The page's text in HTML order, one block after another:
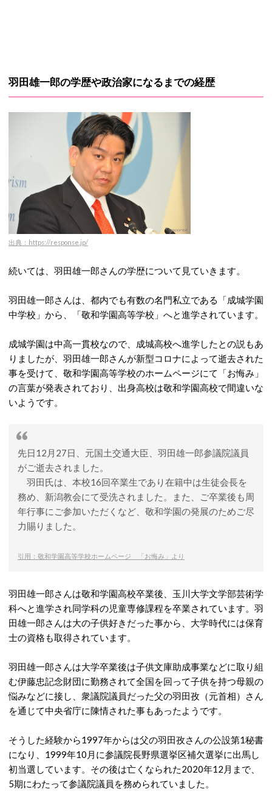
羽田雄一郎の学歴や政治家になるまでの経歴
出典：https://response.jp/
続いては、羽田雄一郎さんの学歴について見ていきます。
羽田雄一郎さんは、都内でも有数の名門私立である「成城学園
中学校」から、「敬和学園高等学校」へと進学されています。
成城学園は中高一貫校なので、成城高校へ進学したとの説もあ
りましたが、羽田雄一郎さんが新型コロナによって逝去された
事を受けて、敬和学園高等学校のホームページにて「お悔み」
の言葉が発表されており、出身高校は敬和学園高校で間違いな
いようです。
先日12月27日、元国土交通大臣、羽田雄一郎参議院議員
がご逝去されました。
羽田氏は、本校16回卒業生であり在籍中は生徒会長を
務め、新潟教会にて受洗されました。また、ご卒業後も周
年行事にご参加いただくなど、敬和学園の発展のためご尽
力賜りました。
引用：敬和学園高等学校ホームページ 「お悔み」より
羽田雄一郎さんは敬和学園高校卒業後、玉川大学文学部芸術学
科へと進学され同学科の児童専修課程を卒業されています。羽
田雄一郎さんは大の子供好きだった事から、大学時代には保育
士の資格も取得されています。
羽田雄一郎さんは大学卒業後は子供文庫助成事業などに取り組
む伊藤忠記念財団に勤務されて全国を回って子供を持つ母親の
悩みなどに接し、衆議院議員だった父の羽田孜（元首相）さん
を通じて中央省庁に陳情された事もあったようです。
そうした経験から1997年からは父の羽田孜さんの公設第1秘書
になり、1999年10月に参議院長野県選挙区補欠選挙に出馬し
初当選しています。その後は亡くなられた2020年12月まで、
5期にわたって参議院議員を務められていました。